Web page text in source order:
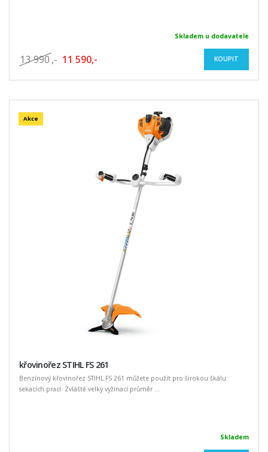
Skladem u dodavatele
13 990 ,- 11 590,- KOUPIT
Akce
křovinořez STIHL FS 261
Benzínový křovinořez STIHL FS 261 můžete použít pro širokou škálu
sekacích prací. Zvláště velký vyžínací průměr ...
Skladem